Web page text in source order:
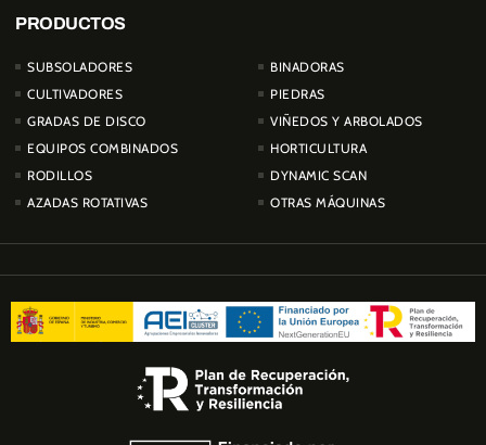
PRODUCTOS
SUBSOLADORES
CULTIVADORES
GRADAS DE DISCO
EQUIPOS COMBINADOS
RODILLOS
AZADAS ROTATIVAS
BINADORAS
PIEDRAS
VIÑEDOS Y ARBOLADOS
HORTICULTURA
DYNAMIC SCAN
OTRAS MÁQUINAS